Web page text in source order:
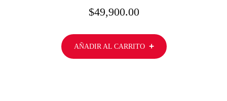
$49,900.00
AÑADIR AL CARRITO